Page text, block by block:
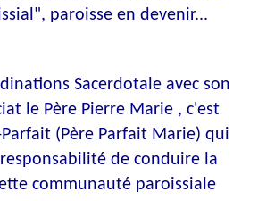
paroisse en devenir...
Sacerdotale avec son
le Père Pierre Marie , c'est
(Père Parfait Marie) qui
de conduire la
communauté paroissiale